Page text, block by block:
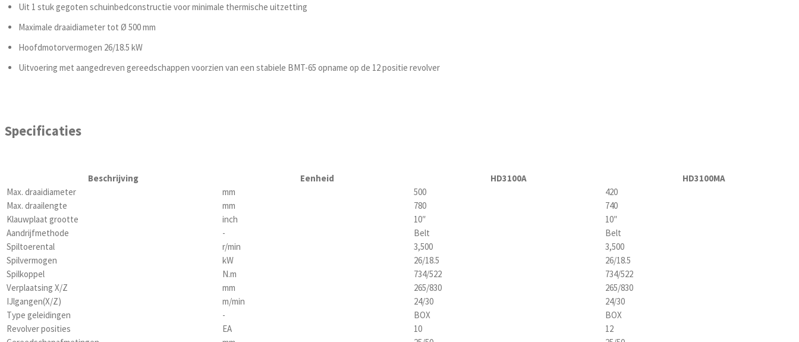
Uit 1 stuk gegoten schuinbedconstructie voor minimale thermische uitzetting
Maximale draaidiameter tot Ø 500 mm
Hoofdmotorvermogen 26/18.5 kW
Uitvoering met aangedreven gereedschappen voorzien van een stabiele BMT-65 opname op de 12 positie revolver
Specificaties
Beschrijving Eenheid HD3100A
HD3100MA
Max. draaidiameter
mm 500
420
Max. draailengte
mm 780
740
Klauwplaat grootte
inch 10″
10″
Aandrijfmethode
- Belt
Belt
Spiltoerental
r/min 3,500
3,500
Spilvermogen
kW 26/18.5
26/18.5
Spilkoppel
N.m 734/522
734/522
Verplaatsing X/Z
mm 265/830
265/830
IJlgangen(X/Z)
m/min 24/30
24/30
Type geleidingen
- BOX
BOX
Revolver posities
EA 10
12